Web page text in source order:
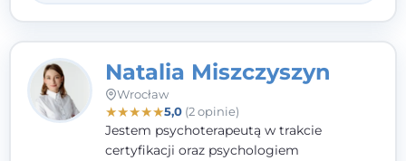
Natalia Miszczyszyn
Wrocław
★★★★★5,0(2 opinie)
Jestem psychoterapeutą w trakcie
certyfikacji oraz psychologiem